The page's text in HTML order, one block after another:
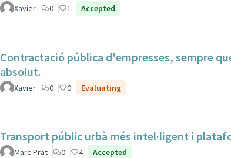
Xavier 0 1 Accepted
Contractació pública d'empresses, sempre
absolut.
Xavier 0 0 Evaluating
Transport públic urbà més intel·ligent i
Marc Prat 0 4 Accepted